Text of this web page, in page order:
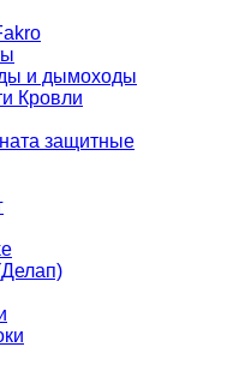
и дымоходы
Кровли
защитные